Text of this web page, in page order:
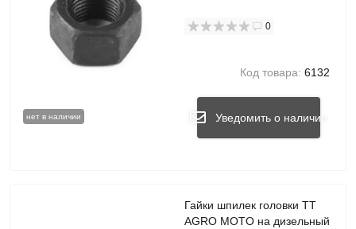
нет в наличии
0
Код товара: 6132
Уведомить о наличии
Гайки шпилек головки TT
AGRO MOTO на дизельный